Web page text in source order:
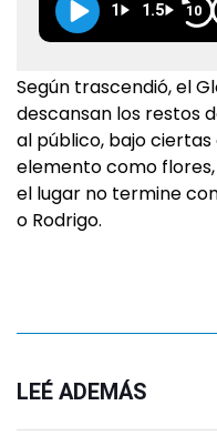
1 1.5 10
Según trascendió, el
descansan los restos
al público, bajo
elemento como flores,
el lugar no termine
o Rodrigo.
LEÉ ADEMÁS